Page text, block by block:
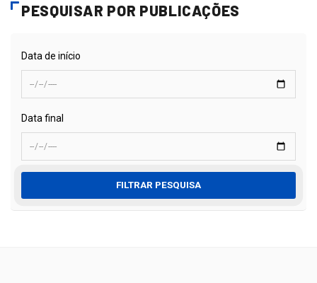
PESQUISAR POR PUBLICAÇÕES
Data de início
Data final
FILTRAR PESQUISA